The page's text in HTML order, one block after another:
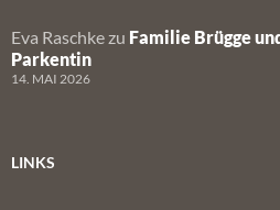
Eva Raschke zu Familie Brügge
Parkentin
14. MAI 2026
LINKS